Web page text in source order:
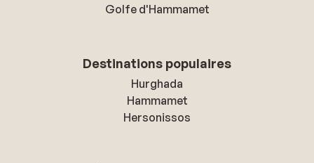
Golfe d'Hammamet
Destinations populaires
Hurghada
Hammamet
Hersonissos